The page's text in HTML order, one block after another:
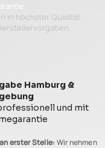
in höchster Qualität
Hamburg &
und mit
erster Stelle: Wir nehmen